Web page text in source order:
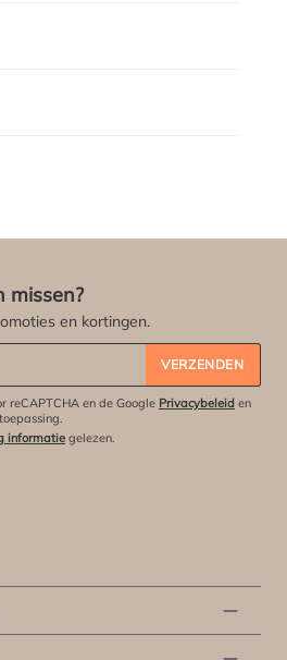
missen?
en kortingen.
VERZENDEN
reCAPTCHA en de Google Privacybeleid en
informatie gelezen.